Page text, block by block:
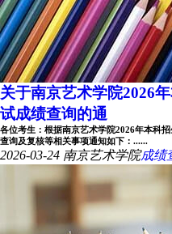
关于南京艺术学院2026
试成绩查询的通
各位考生：根据南京艺术学院2026年本科
查询及复核等相关事项通知如下：......
2026-03-24 南京艺术学院成绩